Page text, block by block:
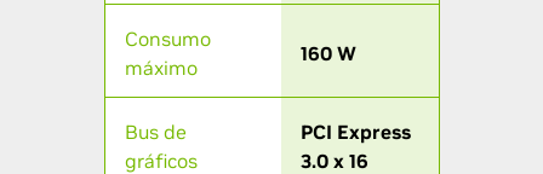
Consumo
máximo
160 W
Bus de
gráficos
PCI Express
3.0 x 16